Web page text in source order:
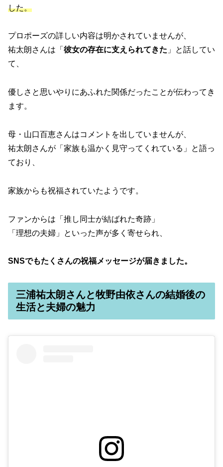
した。
プロポーズの詳しい内容は明かされていませんが、
祐太朗さんは「 彼女の存在に支えられてきた 」と話してい
て、
優しさと思いやりにあふれた関係だったことが伝わってき
ます。
母・山口百恵さんはコメントを出していませんが、
祐太朗さんが「家族も温かく見守ってくれている」と語っ
ており、
家族からも祝福されていたようです。
ファンからは「推し同士が結ばれた奇跡」
「理想の夫婦」といった声が多く寄せられ、
SNSでもたくさんの祝福メッセージが届きました。
三浦祐太朗さんと牧野由依さんの結婚後の
生活と夫婦の魅力